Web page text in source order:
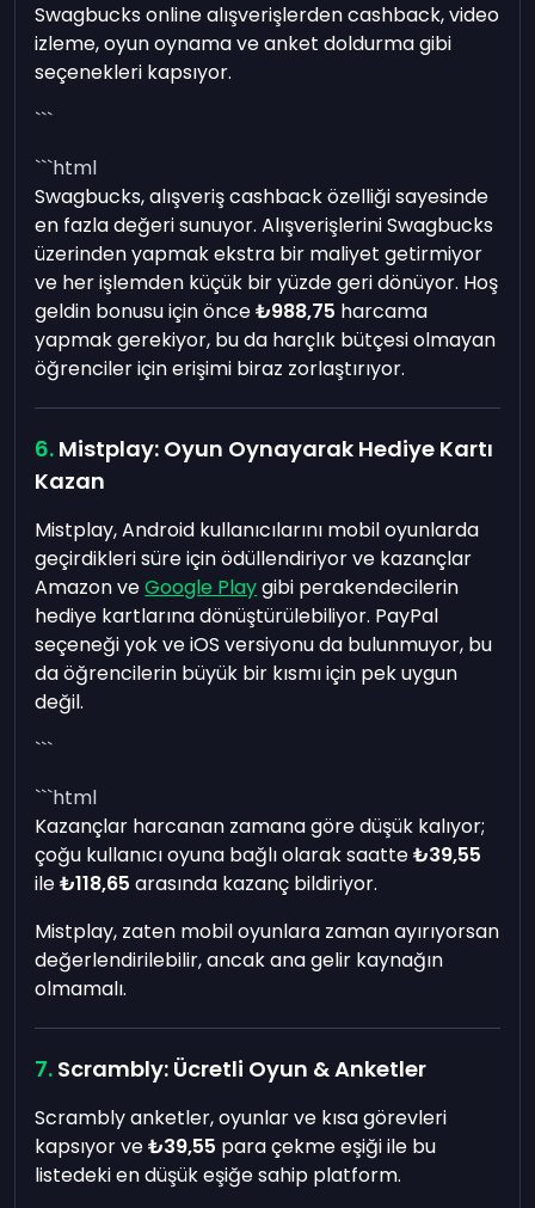
Swagbucks online alışverişlerden cashback, video
izleme, oyun oynama ve anket doldurma gibi
seçenekleri kapsıyor.
```
```html
Swagbucks, alışveriş cashback özelliği sayesinde
en fazla değeri sunuyor. Alışverişlerini Swagbucks
üzerinden yapmak ekstra bir maliyet getirmiyor
ve her işlemden küçük bir yüzde geri dönüyor. Hoş
geldin bonusu için önce₺988,75 harcama
yapmak gerekiyor, bu da harçlık bütçesi olmayan
öğrenciler için erişimi biraz zorlaştırıyor.
Mistplay: Oyun Oynayarak Hediye Kartı
Kazan
Mistplay, Android kullanıcılarını mobil oyunlarda
geçirdikleri süre için ödüllendiriyor ve kazançlar
Amazon veGoogle Playgibi perakendecilerin
hediye kartlarına dönüştürülebiliyor. PayPal
seçeneği yok ve iOS versiyonu da bulunmuyor, bu
da öğrencilerin büyük bir kısmı için pek uygun
değil.
```
```html
Kazançlar harcanan zamana göre düşük kalıyor;
çoğu kullanıcı oyuna bağlı olarak saatte₺39,55
ile₺118,65 arasında kazanç bildiriyor.
Mistplay, zaten mobil oyunlara zaman ayırıyorsan
değerlendirilebilir, ancak ana gelir kaynağın
olmamalı.
Scrambly: Ücretli Oyun & Anketler
Scrambly anketler, oyunlar ve kısa görevleri
kapsıyor ve₺39,55 para çekme eşiği ile bu
listedeki en düşük eşiğe sahip platform.